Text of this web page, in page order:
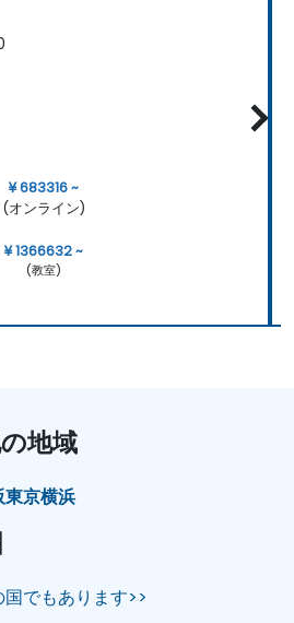
¥ 683316 ~
(オンライン)
¥ 1366632 ~
(教室)
地域
東京横浜
でもあります>>